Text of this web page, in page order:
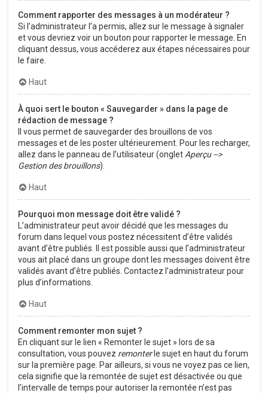
Comment rapporter des messages à un modérateur ?
Si l’administrateur l’a permis, allez sur le message à signaler
et vous devriez voir un bouton pour rapporter le message. En
cliquant dessus, vous accéderez aux étapes nécessaires pour
le faire.
Haut
À quoi sert le bouton « Sauvegarder » dans la page de
rédaction de message ?
Il vous permet de sauvegarder des brouillons de vos
messages et de les poster ultérieurement. Pour les recharger,
allez dans le panneau de l’utilisateur (onglet Aperçu -->
Gestion des brouillons).
Haut
Pourquoi mon message doit être validé ?
L’administrateur peut avoir décidé que les messages du
forum dans lequel vous postez nécessitent d’être validés
avant d’être publiés. Il est possible aussi que l’administrateur
vous ait placé dans un groupe dont les messages doivent être
validés avant d’être publiés. Contactez l’administrateur pour
plus d’informations.
Haut
Comment remonter mon sujet ?
En cliquant sur le lien « Remonter le sujet » lors de sa
consultation, vous pouvez remonterle sujet en haut du forum
sur la première page. Par ailleurs, si vous ne voyez pas ce lien,
cela signifie que la remontée de sujet est désactivée ou que
l’intervalle de temps pour autoriser la remontée n’est pas